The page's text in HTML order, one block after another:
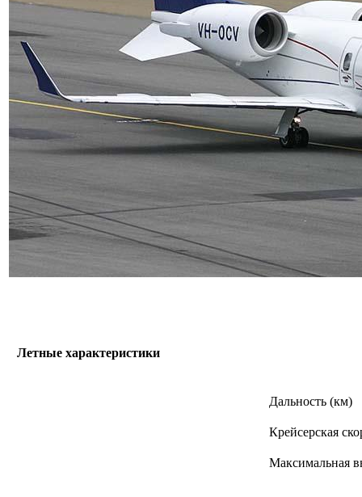
Летные характеристики
Дальность (км)
Крейсерская
Максимальная